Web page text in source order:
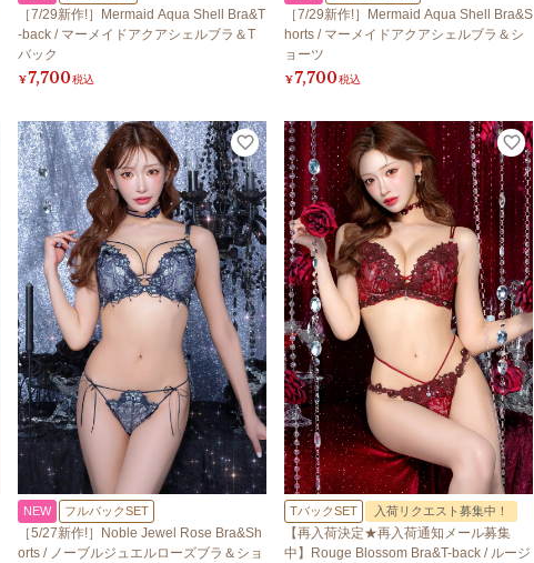
［7/29新作!］Mermaid Aqua Shell Bra&T
-back / マーメイドアクアシェルブラ＆T
バック
¥7,700税込
［7/29新作!］Mermaid Aqua Shell Bra&S
horts / マーメイドアクアシェルブラ＆シ
ョーツ
¥7,700税込
NEW フルバックSET
［5/27新作!］Noble Jewel Rose Bra&Sh
orts / ノーブルジュエルローズブラ＆ショ
TバックSET 入荷リクエスト募集中！
【再入荷決定★再入荷通知メール募集
中】Rouge Blossom Bra&T-back / ルージ